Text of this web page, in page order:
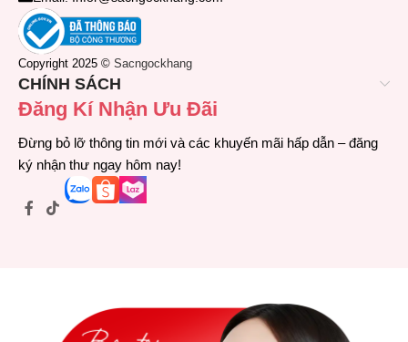
Copyright 2025 © Sacngockhang
CHÍNH SÁCH
Đăng Kí Nhận Ưu Đãi
Đừng bỏ lỡ thông tin mới và các khuyến mãi hấp dẫn – đăng
ký nhận thư ngay hôm nay!